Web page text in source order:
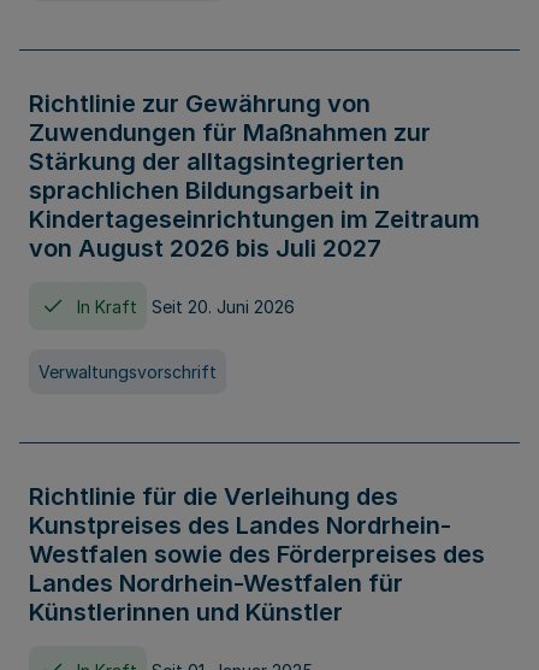
Richtlinie zur Gewährung von
Zuwendungen für Maßnahmen zur
Stärkung der alltagsintegrierten
sprachlichen Bildungsarbeit in
Kindertageseinrichtungen im Zeitraum
von August 2026 bis Juli 2027
In Kraft Seit 20. Juni 2026
Verwaltungsvorschrift
Richtlinie für die Verleihung des
Kunstpreises des Landes Nordrhein-
Westfalen sowie des Förderpreises des
Landes Nordrhein-Westfalen für
Künstlerinnen und Künstler